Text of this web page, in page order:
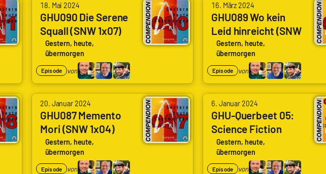
18. Mai 2024
GHU090 Die Serene
Squall (SNW 1x07)
(The Serene Squall)
Gestern, heute,
übermorgen
Episode von
16. März 2024
GHU089 Wo kein
Leid hinreicht (SNW
1x06) (Lift Us Where
Suffering Cannot
Reach)
Gestern, heute,
übermorgen
Episode von
20. Januar 2024
GHU087 Memento
Mori (SNW 1x04)
(Memento Mori)
Gestern, heute,
übermorgen
Episode von
6. Januar 2024
GHU-Querbeet 05:
Science Fiction
Serien in Farbe, bunt
und schwarz/weiß
Gestern, heute,
übermorgen
Episode von